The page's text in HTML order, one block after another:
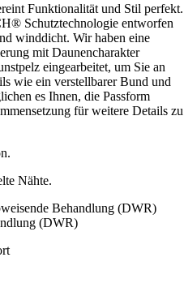
Funktionalität und Stil perfekt.
Schutztechnologie entworfen
winddicht. Wir haben eine
mit Daunencharakter
eingearbeitet, um Sie an
wie ein verstellbarer Bund und
es Ihnen, die Passform
für weitere Details zu
Nähte.
Behandlung (DWR)
(DWR)